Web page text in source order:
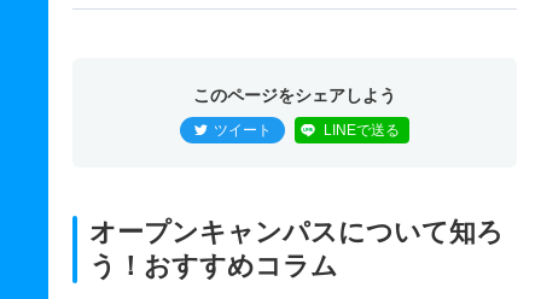
このページをシェアしよう
ツイート LINEで送る
オープンキャンパスについて知ろ
う！おすすめコラム